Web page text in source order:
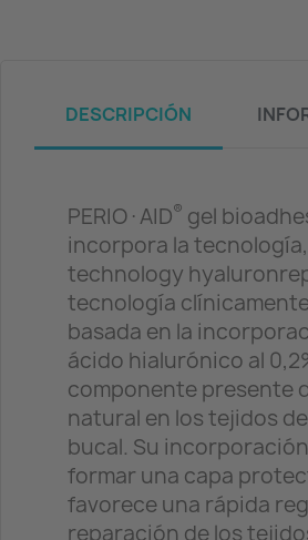
DESCRIPCIÓN
PERIO·AID® gel
incorpora la tecnología,
technology
tecnología
basada en la
ácido hialurónico al
componente presente
natural en los tejidos
bucal. Su
formar una capa
favorece una rápida
reparación de los